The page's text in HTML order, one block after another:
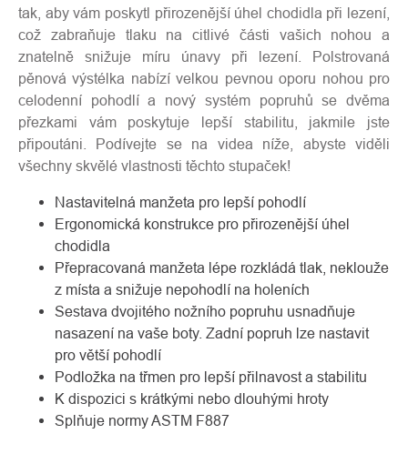
tak, aby vám poskytl přirozenější úhel chodidla při lezení,
což zabraňuje tlaku na citlivé části vašich nohou a
znatelně snižuje míru únavy při lezení. Polstrovaná
pěnová výstélka nabízí velkou pevnou oporu nohou pro
celodenní pohodlí a nový systém popruhů se dvěma
přezkami vám poskytuje lepší stabilitu, jakmile jste
připoutáni. Podívejte se na videa níže, abyste viděli
všechny skvělé vlastnosti těchto stupaček!
Nastavitelná manžeta pro lepší pohodlí
Ergonomická konstrukce pro přirozenější úhel
chodidla
Přepracovaná manžeta lépe rozkládá tlak, neklouže
z místa a snižuje nepohodlí na holeních
Sestava dvojitého nožního popruhu usnadňuje
nasazení na vaše boty. Zadní popruh lze nastavit
pro větší pohodlí
Podložka na třmen pro lepší přilnavost a stabilitu
K dispozici s krátkými nebo dlouhými hroty
Splňuje normy ASTM F887